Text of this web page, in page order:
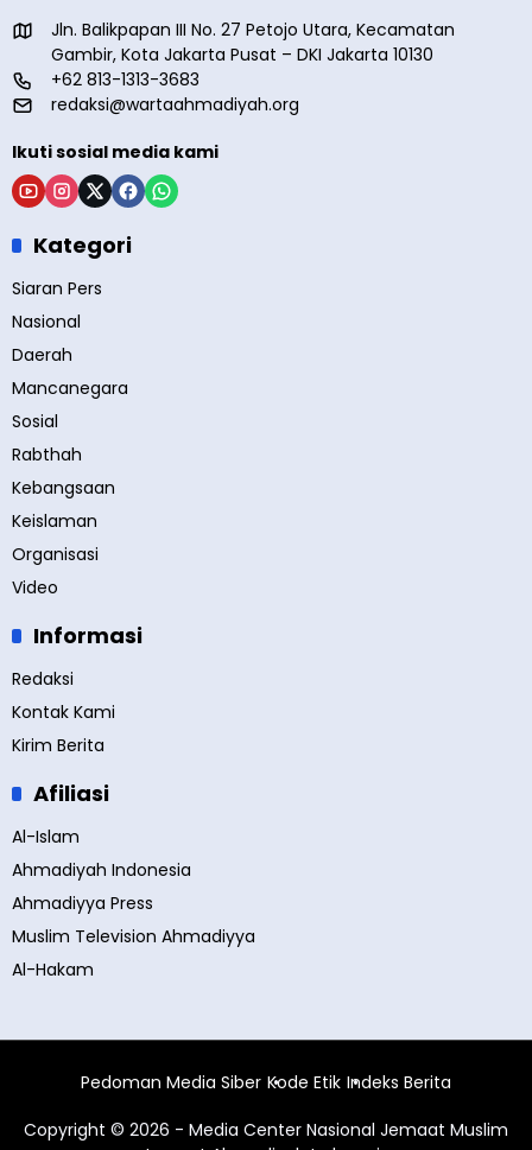
Jln. Balikpapan III No. 27 Petojo Utara, Kecamatan
Gambir, Kota Jakarta Pusat – DKI Jakarta 10130
+62 813-1313-3683
redaksi@wartaahmadiyah.org
Ikuti sosial media kami
Kategori
Siaran Pers
Nasional
Daerah
Mancanegara
Sosial
Rabthah
Kebangsaan
Keislaman
Organisasi
Video
Informasi
Redaksi
Kontak Kami
Kirim Berita
Afiliasi
Al-Islam
Ahmadiyah Indonesia
Ahmadiyya Press
Muslim Television Ahmadiyya
Al-Hakam
Pedoman Media Siber Kode Etik Indeks Berita
Copyright © 2026 - Media Center Nasional Jemaat Muslim